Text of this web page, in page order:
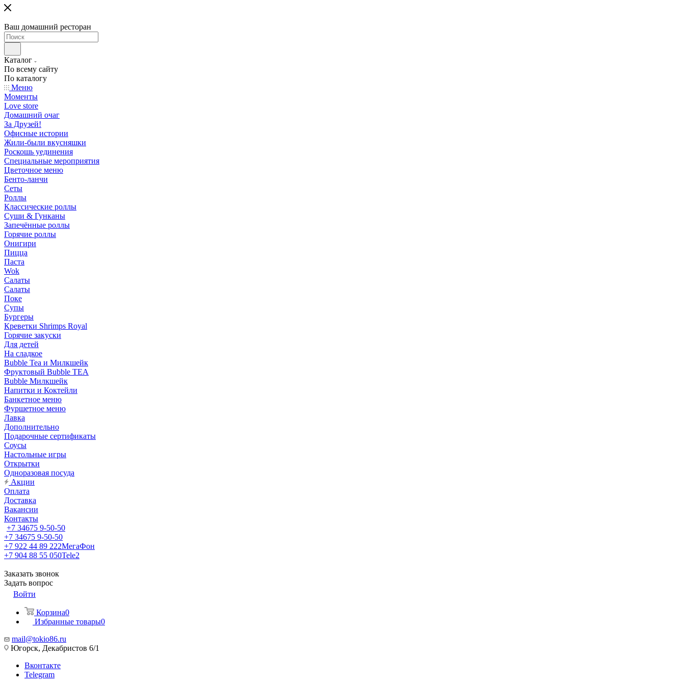
Ваш домашний ресторан
Каталог
По всему сайту
По каталогу
Меню
Моменты
Love store
Домашний очаг
За Друзей!
Офисные истории
Жили-были вкусняшки
Роскошь уединения
Специальные мероприятия
Цветочное меню
Бенто-ланчи
Сеты
Роллы
Классические роллы
Суши & Гунканы
Запечённые роллы
Горячие роллы
Онигири
Пицца
Паста
Wok
Салаты
Салаты
Поке
Супы
Бургеры
Креветки Shrimps Royal
Горячие закуски
Для детей
На сладкое
Bubble Tea и Милкшейк
Фруктовый Bubble TEA
Bubble Милкшейк
Напитки и Коктейли
Банкетное меню
Фуршетное меню
Лавка
Дополнительно
Подарочные сертификаты
Соусы
Настольные игры
Открытки
Одноразовая посуда
Акции
Оплата
Доставка
Вакансии
Контакты
+7 34675 9-50-50
+7 34675 9-50-50
+7 922 44 89 222МегаФон
+7 904 88 55 050Tele2
Заказать звонок
Задать вопрос
Войти
Корзина0
Избранные товары0
mail@tokio86.ru
Югорск, Декабристов 6/1
Вконтакте
Telegram